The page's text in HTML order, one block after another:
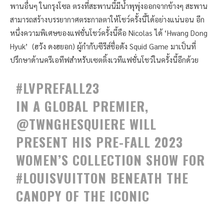
พานอื่นๆ ในกรุงโซล ตรงที่สะพานนี้มีน้ำพุพุ่งออกจากข้างๆ สะพาน
สามารถสร้างบรรยากาศตระกาลตาให้โชว์ครั้งนี้ได้อย่างแน่นอน อีก
หนึ่งความพิเศษของแฟชั่นโชว์ครั้งนี้คือ Nicolas ได้ ‘Hwang Dong
Hyuk’ (ฮวัง ดงฮยอก) ผู้กำกับซีรีส์ชื่อดัง Squid Game มาเป็นที่
ปรึกษาด้านครีเอทีฟสำหรับเซตติ้งเวทีแฟชั่นโชว์ในครั้งนี้อีกด้วย
#LVPREFALL23
IN A GLOBAL PREMIER,
@TWNGHESQUIERE WILL
PRESENT HIS PRE-FALL 2023
WOMEN’S COLLECTION SHOW FOR
#LOUISVUITTON BENEATH THE
CANOPY OF THE ICONIC